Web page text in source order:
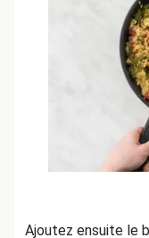
Ajoutez ensuite le